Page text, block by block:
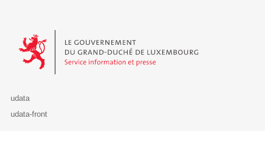
Le Gouvernement du Grand-Duché de Luxembourg - Service
udata
udata-front